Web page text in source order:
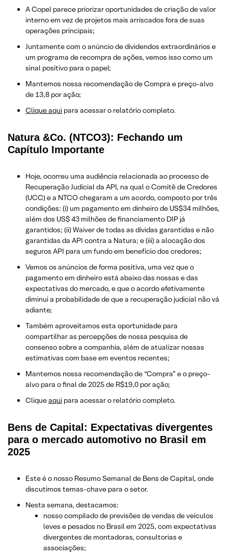
A Copel parece priorizar oportunidades de criação de valor
interno em vez de projetos mais arriscados fora de suas
operações principais;
Juntamente com o anúncio de dividendos extraordinários e
um programa de recompra de ações, vemos isso como um
sinal positivo para o papel;
Mantemos nossa recomendação de Compra e preço-alvo
de 13,8 por ação;
​Clique aqui para acessar o relatório completo.
Natura &Co. (NTCO3): Fechando um
Capítulo Importante
Hoje, ocorreu uma audiência relacionada ao processo de
Recuperação Judicial da API, na qual o Comitê de Credores
(UCC) e a NTCO chegaram a um acordo, composto por três
condições: (i) um pagamento em dinheiro de US$34 milhões,
além dos US$ 43 milhões de financiamento DIP já
garantidos; (ii) Waiver de todas as dívidas garantidas e não
garantidas da API contra a Natura; e (iii) a alocação dos
seguros API para um fundo em benefício dos credores;
Vemos os anúncios de forma positiva, uma vez que o
pagamento em dinheiro está abaixo das nossas e das
expectativas do mercado, e que o acordo efetivamente
diminui a probabilidade de que a recuperação judicial não vá
adiante;
Também aproveitamos esta oportunidade para
compartilhar as percepções de nossa pesquisa de
consenso sobre a companhia, além de atualizar nossas
estimativas com base em eventos recentes;
Mantemos nossa recomendação de “Compra” e o preço-
alvo para o final de 2025 de R$19,0 por ação;
Cliqueaqui para acessar o relatório completo.
Bens de Capital: Expectativas divergentes
para o mercado automotivo no Brasil em
2025
Este é o nosso Resumo Semanal de Bens de Capital, onde
discutimos temas-chave para o setor.
Nesta semana, destacamos:
nosso compilado de previsões de vendas de veículos
leves e pesados no Brasil em 2025, com expectativas
divergentes de montadoras, consultorias e
associações;